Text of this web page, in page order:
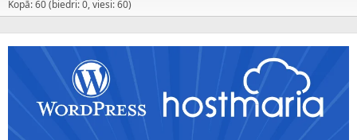
Kopā: 60 (biedri: 0, viesi: 60)